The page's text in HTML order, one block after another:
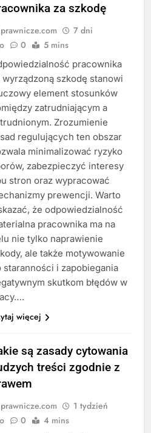
za szkodę
prawnicze.com
7 dni
0 5 mins
pracownika
wyrządzoną szkodę stanowi
element stosunków
zatrudniającym a
Zrozumienie
regulujących ten obszar
minimalizować ryzyko
zabezpieczyć interesy
stron oraz wypracować
prewencji. Warto
że odpowiedzialność
pracownika ma na
nie tylko naprawienie
ale także motywowanie
staranności i zapobiegania
skutkom błędów w
więcej
są zasady cytowania
treści zgodnie z
prawnicze.com
1 tydzień
0 4 mins